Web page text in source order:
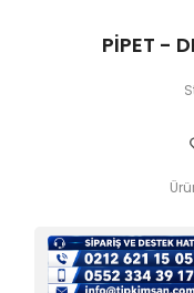
PİPET -